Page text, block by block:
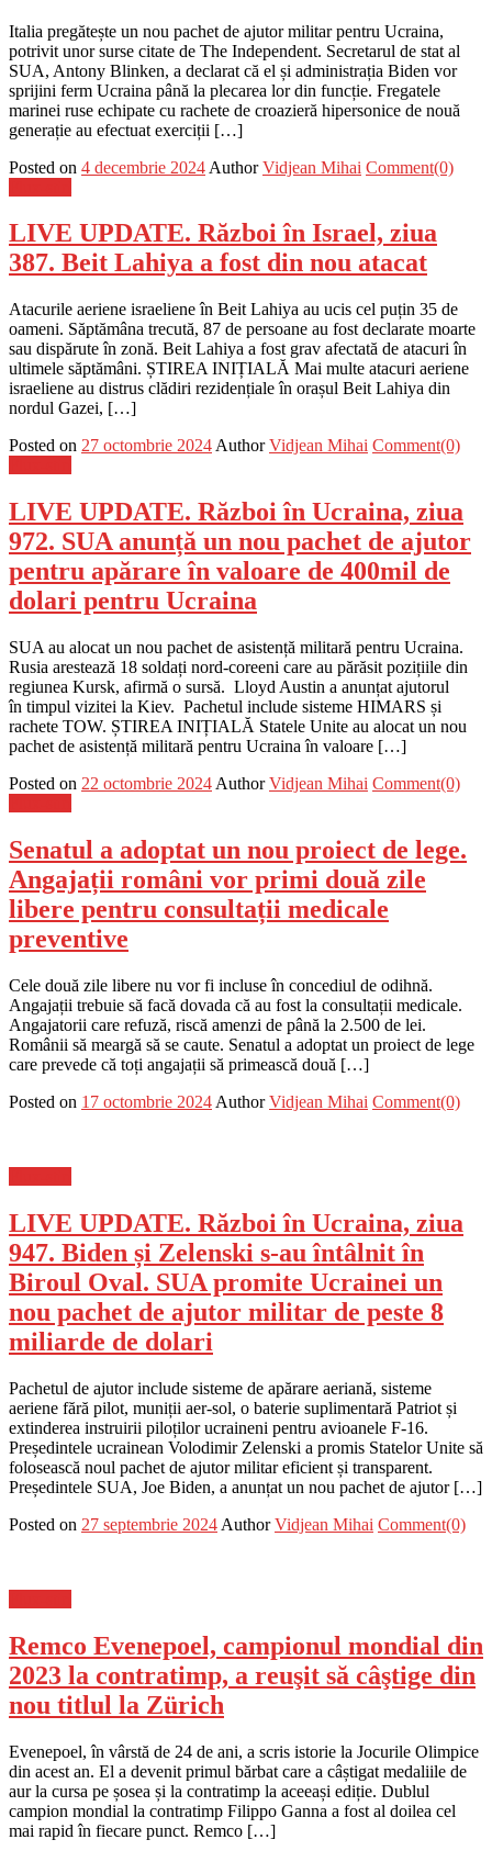
Italia pregătește un nou pachet de ajutor militar pentru Ucraina,
potrivit unor surse citate de The Independent. Secretarul de stat al
SUA, Antony Blinken, a declarat că el și administrația Biden vor
sprijini ferm Ucraina până la plecarea lor din funcție. Fregatele
marinei ruse echipate cu rachete de croazieră hipersonice de nouă
generație au efectuat exerciții […]
Posted on 4 decembrie 2024 Author Vidjean Mihai Comment(0)
LIVE UPDATE. Război în Israel, ziua
387. Beit Lahiya a fost din nou atacat
Atacurile aeriene israeliene în Beit Lahiya au ucis cel puțin 35 de
oameni. Săptămâna trecută, 87 de persoane au fost declarate moarte
sau dispărute în zonă. Beit Lahiya a fost grav afectată de atacuri în
ultimele săptămâni. ȘTIREA INIȚIALĂ Mai multe atacuri aeriene
israeliene au distrus clădiri rezidențiale în orașul Beit Lahiya din
nordul Gazei, […]
Posted on 27 octombrie 2024 Author Vidjean Mihai Comment(0)
LIVE UPDATE. Război în Ucraina, ziua
972. SUA anunță un nou pachet de ajutor
pentru apărare în valoare de 400mil de
dolari pentru Ucraina
SUA au alocat un nou pachet de asistență militară pentru Ucraina.
Rusia arestează 18 soldați nord-coreeni care au părăsit pozițiile din
regiunea Kursk, afirmă o sursă. Lloyd Austin a anunțat ajutorul
în timpul vizitei la Kiev. Pachetul include sisteme HIMARS și
rachete TOW. ȘTIREA INIȚIALĂ Statele Unite au alocat un nou
pachet de asistență militară pentru Ucraina în valoare […]
Posted on 22 octombrie 2024 Author Vidjean Mihai Comment(0)
Senatul a adoptat un nou proiect de lege.
Angajații români vor primi două zile
libere pentru consultații medicale
preventive
Cele două zile libere nu vor fi incluse în concediul de odihnă.
Angajații trebuie să facă dovada că au fost la consultații medicale.
Angajatorii care refuză, riscă amenzi de până la 2.500 de lei.
Românii să meargă să se caute. Senatul a adoptat un proiect de lege
care prevede că toți angajații să primească două […]
Posted on 17 octombrie 2024 Author Vidjean Mihai Comment(0)
LIVE UPDATE. Război în Ucraina, ziua
947. Biden și Zelenski s-au întâlnit în
Biroul Oval. SUA promite Ucrainei un
nou pachet de ajutor militar de peste 8
miliarde de dolari
Pachetul de ajutor include sisteme de apărare aeriană, sisteme
aeriene fără pilot, muniții aer-sol, o baterie suplimentară Patriot și
extinderea instruirii piloților ucraineni pentru avioanele F-16.
Președintele ucrainean Volodimir Zelenski a promis Statelor Unite să
folosească noul pachet de ajutor militar eficient și transparent.
Președintele SUA, Joe Biden, a anunțat un nou pachet de ajutor […]
Posted on 27 septembrie 2024 Author Vidjean Mihai Comment(0)
Remco Evenepoel, campionul mondial din
2023 la contratimp, a reuşit să câştige din
nou titlul la Zürich
Evenepoel, în vârstă de 24 de ani, a scris istorie la Jocurile Olimpice
din acest an. El a devenit primul bărbat care a câștigat medaliile de
aur la cursa pe șosea și la contratimp la aceeași ediție. Dublul
campion mondial la contratimp Filippo Ganna a fost al doilea cel
mai rapid în fiecare punct. Remco […]